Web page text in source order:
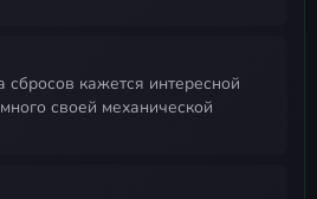
своей механической